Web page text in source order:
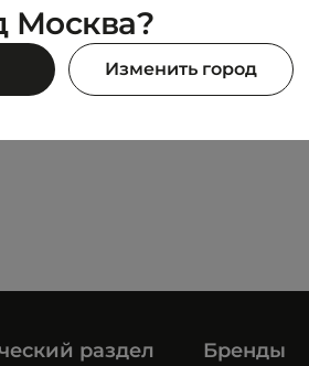
CARHARTT WIP
Jake Hip Bag
раздел Бренды
Москва?
Изменить город